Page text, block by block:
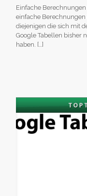
Einfache
einfache Berechnungen
diejenigen die sich mit
Google Tabellen bisher
haben. […]